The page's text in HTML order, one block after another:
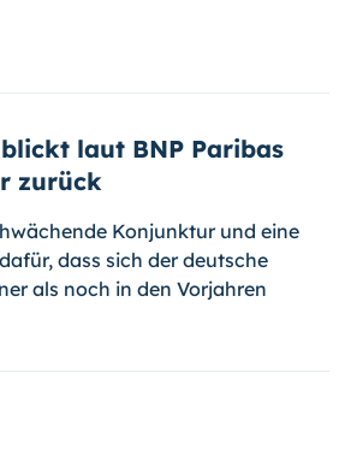
laut BNP Paribas
zurück
Konjunktur und eine
dass sich der deutsche
als noch in den Vorjahren